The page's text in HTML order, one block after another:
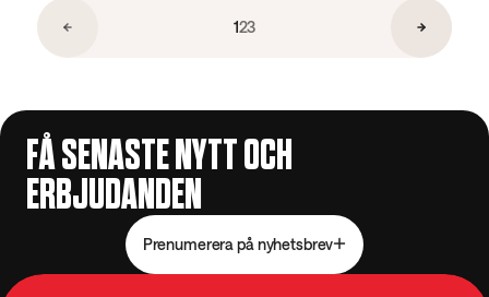
123
FÅ SENASTE NYTT OCH
ERBJUDANDEN
Prenumerera på nyhetsbrev